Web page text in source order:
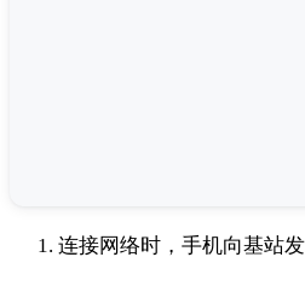
连接网络时，手机向基站